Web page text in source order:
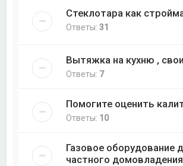
Стеклотара как
Ответы:31
Вытяжка на кухню ,
Ответы: 7
Помогите оценить
Ответы: 10
Газовое оборудование
частного